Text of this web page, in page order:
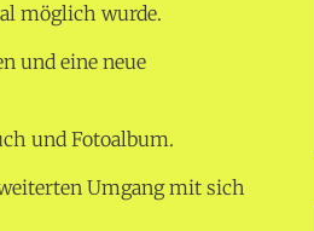
möglich wurde.
und eine neue
und Fotoalbum.
Umgang mit sich